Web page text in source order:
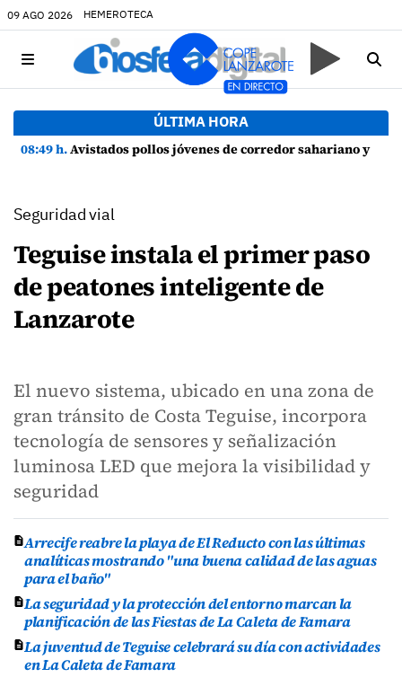
09 AGO 2026 HEMEROTECA
ÚLTIMA HORA
08:49 h.Avistados pollos jóvenes de corredor sahariano y episodios de cortejo de hubara cerca del rally de Lanzarote
Seguridad vial
Teguise instala el primer paso
de peatones inteligente de
Lanzarote
El nuevo sistema, ubicado en una zona de
gran tránsito de Costa Teguise, incorpora
tecnología de sensores y señalización
luminosa LED que mejora la visibilidad y
seguridad
Arrecife reabre la playa de El Reducto con las últimas
analíticas mostrando "una buena calidad de las aguas
para el baño"
La seguridad y la protección del entorno marcan la
planificación de las Fiestas de La Caleta de Famara
La juventud de Teguise celebrará su día con actividades
en La Caleta de Famara